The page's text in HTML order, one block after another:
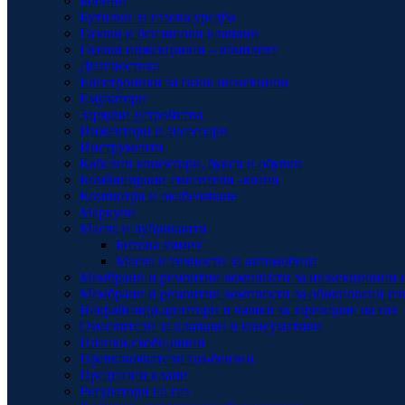
Бутилки за газова уредба
Газови и бензинови клапани
Газови инжекциони – комплект
Диагностика
Електроники за газов инжекцион
Емулатори
Зарядни устройства
Инжектори и аксесоари
Инструменти
Кабелни конектори, букси и обувки
Комбинирани смесители -клапи
Компютри и окабеляване
Маркучи
Масла и лубриканти
Битова химия
Масла и течности за автомобила
Мембрани и ремонтни комплекти за инжекционни
Мембрани и ремонтни комплекти за обикновени
Накрайници,адаптори и чашки за зареждане на газ
Омаслители за клапани и консумативи
Планки,скоби,шини
Превключватели газ-бензин
Предпазни клапи
Регулатори на газ